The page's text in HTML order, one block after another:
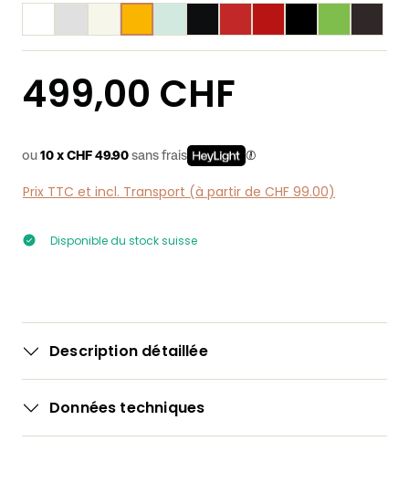
Prix régulier :
499,00 CHF
ou 10 x CHF 49.90 sans frais
Prix TTC et incl. Transport (à partir de CHF 99.00)
Disponible du stock suisse
Description détaillée
Données techniques